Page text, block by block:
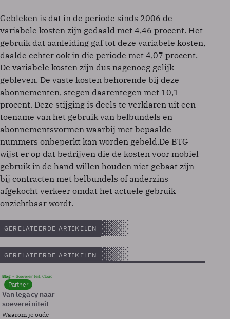
Gebleken is dat in de periode sinds 2006 de
variabele kosten zijn gedaald met 4,46 procent. Het
gebruik dat aanleiding gaf tot deze variabele kosten,
daalde echter ook in die periode met 4,07 procent.
De variabele kosten zijn dus nagenoeg gelijk
gebleven. De vaste kosten behorende bij deze
abonnementen, stegen daarentegen met 10,1
procent. Deze stijging is deels te verklaren uit een
toename van het gebruik van belbundels en
abonnementsvormen waarbij met bepaalde
nummers onbeperkt kan worden gebeld.De BTG
wijst er op dat bedrijven die de kosten voor mobiel
gebruik in de hand willen houden niet gebaat zijn
bij contracten met belbundels of anderzins
afgekocht verkeer omdat het actuele gebruik
onzichtbaar wordt.
GERELATEERDE ARTIKELEN
GERELATEERDE ARTIKELEN
Blog Soevereinteit, Cloud
Partner
Van legacy naar
soevereiniteit
Waarom je oude